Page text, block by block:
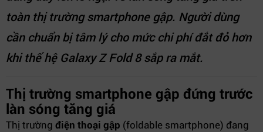
toàn thị trường smartphone gập. Người dùng
cần chuẩn bị tâm lý cho mức chi phí đắt đỏ hơn
khi thế hệ Galaxy Z Fold 8 sắp ra mắt.
Thị trường smartphone gập đứng trước
làn sóng tăng giá
Thị trường điện thoại gập (foldable smartphone) đang